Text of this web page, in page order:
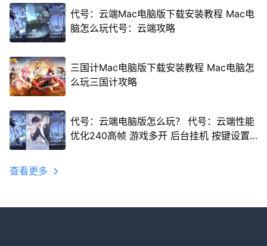
代号：云端Mac电脑版下载安装教程 Mac电
脑怎么玩代号：云端攻略
三国计Mac电脑版下载安装教程 Mac电脑怎
么玩三国计攻略
代号：云端电脑版怎么玩？ 代号：云端性能
优化240高帧 游戏多开 后台挂机 按键设置
查看更多